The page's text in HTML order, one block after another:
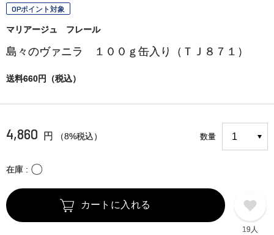
OPポイント対象
マリアージュ フレール
島々のヴァニラ １００ｇ缶入り（ＴＪ８７１）
送料660円（税込）
4,860 円 （8%税込） 数量
在庫 〇
カートに入れる
19人